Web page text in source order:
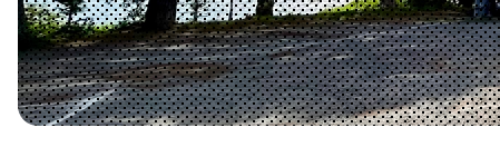
類・エナガ・ホオジロ
春はオオルリ・キビタキ・カッコウ・ハリオアマツ
メ
ぜひ気持ちの良い森林の中で野鳥観察を楽しみませ
か♪
周辺観光TOP
などもございます。
温泉TOP
松原湖の四季TOP
登山TOP
釣りTOP
収容 営業時間午前10時～午後2時 送迎：マイクロ
ス25人乗り1台有り ※ご宿泊のお客様は小海駅・
原湖駅まで送迎可能。 娯楽施設：卓球、麻雀、カラ
オケ、レンタルボート、レンタル釣具、売店、レン
ルスノーシュー、レンタルウォーキングポール